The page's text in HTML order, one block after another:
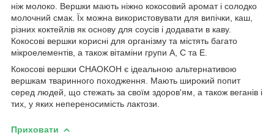
ніж молоко. Вершки мають ніжно кокосовий аромат і солодко
молочний смак. Їх можна використовувати для випічки, каш,
різних коктейлів як основу для соусів і додавати в каву.
Кокосові вершки корисні для організму та містять багато
мікроелементів, а також вітаміни групи А, С та Е.
Кокосові вершки CHAOKOH є ідеальною альтернативою
вершкам тваринного походження. Мають широкий попит
серед людей, що стежать за своїм здоров'ям, а також веганів і
тих, у яких непереносимість лактози.
Приховати